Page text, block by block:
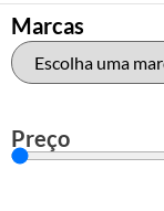
Marcas
Preço